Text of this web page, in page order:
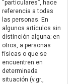
“particulares”, hace
referencia a todas
las personas. En
algunos artículos sin
distinción alguna; en
otros, a personas
físicas o que se
encuentren en
determinada
situación (v.gr.,